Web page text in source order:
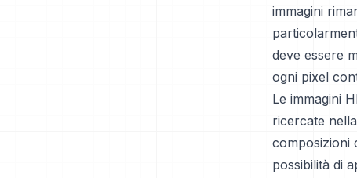
immagini
deve essere
ogni pixel
Le immagini
ricercate
composizioni
possibilità di